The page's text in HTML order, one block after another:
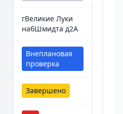
гВеликие Луки
набШмидта д2А
Внеплановая
проверка
Завершено